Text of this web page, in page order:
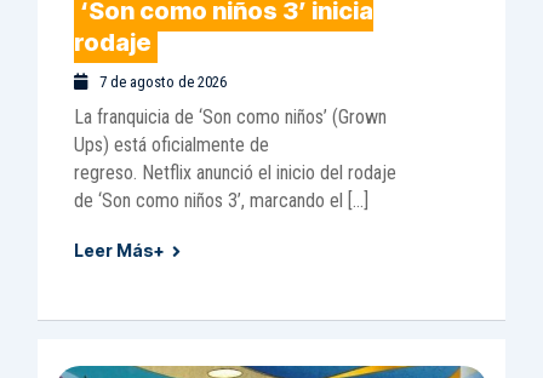
‘Son como niños 3’ inicia
rodaje
7 de agosto de 2026
La franquicia de ‘Son como niños’ (Grown
Ups) está oficialmente de
regreso. Netflix anunció el inicio del rodaje
de ‘Son como niños 3’, marcando el […]
Leer Más+